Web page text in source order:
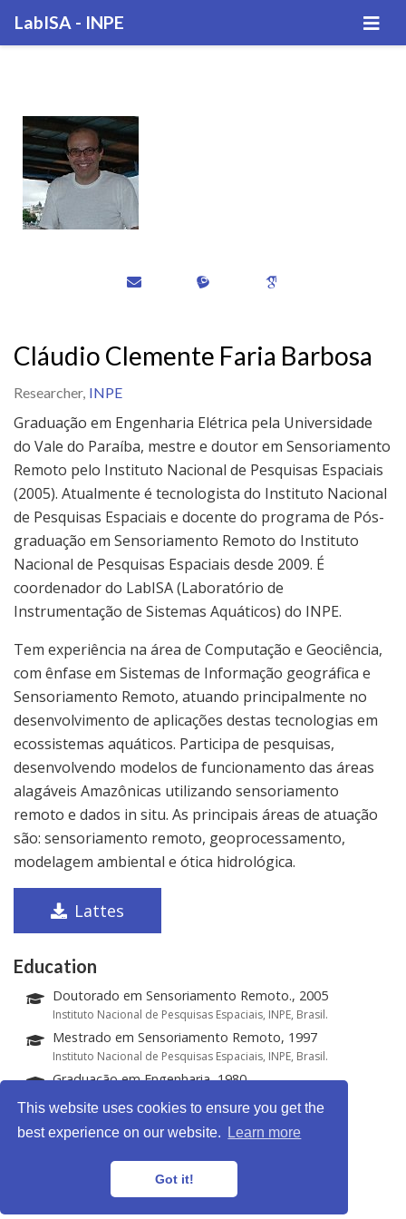
This website uses cookies to ensure you get the
best experience on our website.
Learn more
Got it!
LabISA - INPE
Cláudio Clemente Faria Barbosa
Researcher, INPE
Graduação em Engenharia Elétrica pela Universidade
do Vale do Paraíba, mestre e doutor em Sensoriamento
Remoto pelo Instituto Nacional de Pesquisas Espaciais
(2005). Atualmente é tecnologista do Instituto Nacional
de Pesquisas Espaciais e docente do programa de Pós-
graduação em Sensoriamento Remoto do Instituto
Nacional de Pesquisas Espaciais desde 2009. É
coordenador do LabISA (Laboratório de
Instrumentação de Sistemas Aquáticos) do INPE.
Tem experiência na área de Computação e Geociência,
com ênfase em Sistemas de Informação geográfica e
Sensoriamento Remoto, atuando principalmente no
desenvolvimento de aplicações destas tecnologias em
ecossistemas aquáticos. Participa de pesquisas,
desenvolvendo modelos de funcionamento das áreas
alagáveis Amazônicas utilizando sensoriamento
remoto e dados in situ. As principais áreas de atuação
são: sensoriamento remoto, geoprocessamento,
modelagem ambiental e ótica hidrológica.
Lattes
Education
Doutorado em Sensoriamento Remoto., 2005
Instituto Nacional de Pesquisas Espaciais, INPE, Brasil.
Mestrado em Sensoriamento Remoto, 1997
Instituto Nacional de Pesquisas Espaciais, INPE, Brasil.
Graduação em Engenharia, 1980
LabISA © 2026 · Powered byGethugothemes